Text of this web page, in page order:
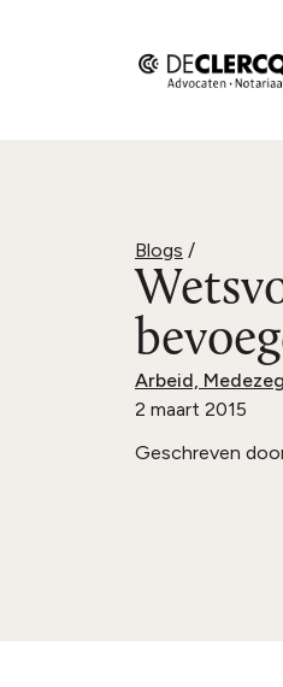
Blogs /
Arbeid,
2 maart 2015
Geschreven